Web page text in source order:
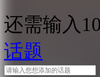
还需输入
话题